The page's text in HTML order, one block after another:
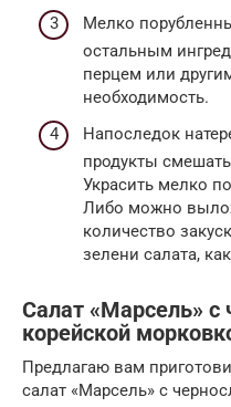
Мелко
остальным
перцем или
необходимость.
Напоследок
продукты
Украсить мелко
Либо можно
количество
зелени салата,
Салат «Марсель» с
корейской
Предлагаю вам
салат «Марсель» с